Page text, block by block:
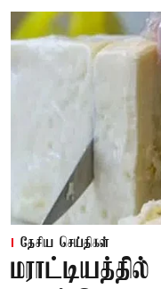
தேசிய செய்திகள்